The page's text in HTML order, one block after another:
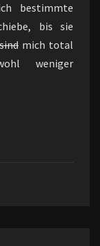
bestimmte
bis sie
mich total
weniger